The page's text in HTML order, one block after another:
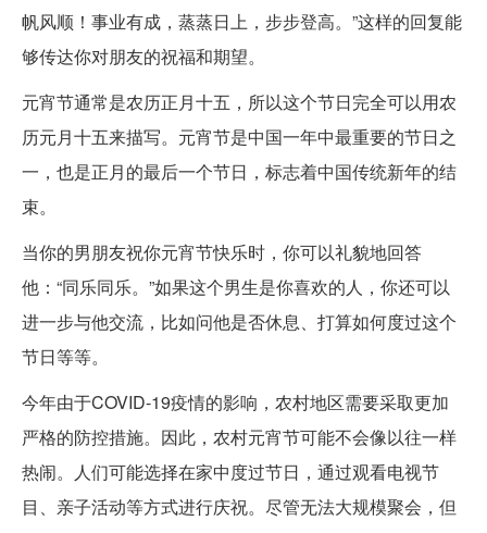
帆风顺！事业有成，蒸蒸日上，步步登高。”这样的回复能
够传达你对朋友的祝福和期望。
元宵节通常是农历正月十五，所以这个节日完全可以用农
历元月十五来描写。元宵节是中国一年中最重要的节日之
一，也是正月的最后一个节日，标志着中国传统新年的结
束。
当你的男朋友祝你元宵节快乐时，你可以礼貌地回答
他：“同乐同乐。”如果这个男生是你喜欢的人，你还可以
进一步与他交流，比如问他是否休息、打算如何度过这个
节日等等。
今年由于COVID-19疫情的影响，农村地区需要采取更加
严格的防控措施。因此，农村元宵节可能不会像以往一样
热闹。人们可能选择在家中度过节日，通过观看电视节
目、亲子活动等方式进行庆祝。尽管无法大规模聚会，但